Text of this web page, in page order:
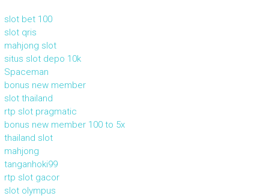
slot bet 100
slot qris
mahjong slot
situs slot depo 10k
Spaceman
bonus new member
slot thailand
rtp slot pragmatic
bonus new member 100 to 5x
thailand slot
mahjong
tanganhoki99
rtp slot gacor
slot olympus